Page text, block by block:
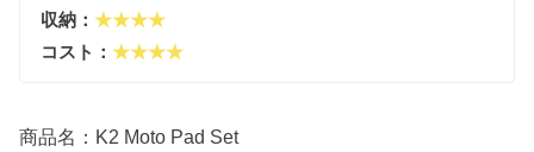
収納：★★★★
コスト：★★★★
商品名：K2 Moto Pad Set